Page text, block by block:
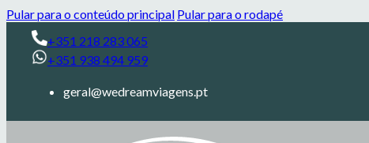
Pular para o conteúdo principal Pular para o rodapé
+351 218 283 065
+351 938 494 959
geral@wedreamviagens.pt